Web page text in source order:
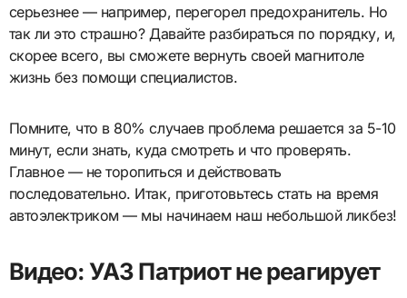
серьезнее — например, перегорел предохранитель. Но
так ли это страшно? Давайте разбираться по порядку, и,
скорее всего, вы сможете вернуть своей магнитоле
жизнь без помощи специалистов.
Помните, что в 80% случаев проблема решается за 5-10
минут, если знать, куда смотреть и что проверять.
Главное — не торопиться и действовать
последовательно. Итак, приготовьтесь стать на время
автоэлектриком — мы начинаем наш небольшой ликбез!
Видео: УАЗ Патриот не реагирует